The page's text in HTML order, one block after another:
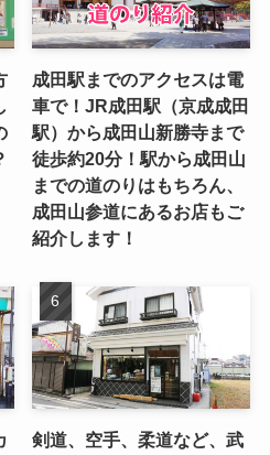
成田駅までのアクセスは電
車で！JR成田駅（京成成田
駅）から成田山新勝寺まで
徒歩約20分！駅から成田山
までの道のりはもちろん、
成田山参道にあるお店もご
紹介します！
剣道、空手、柔道など、武